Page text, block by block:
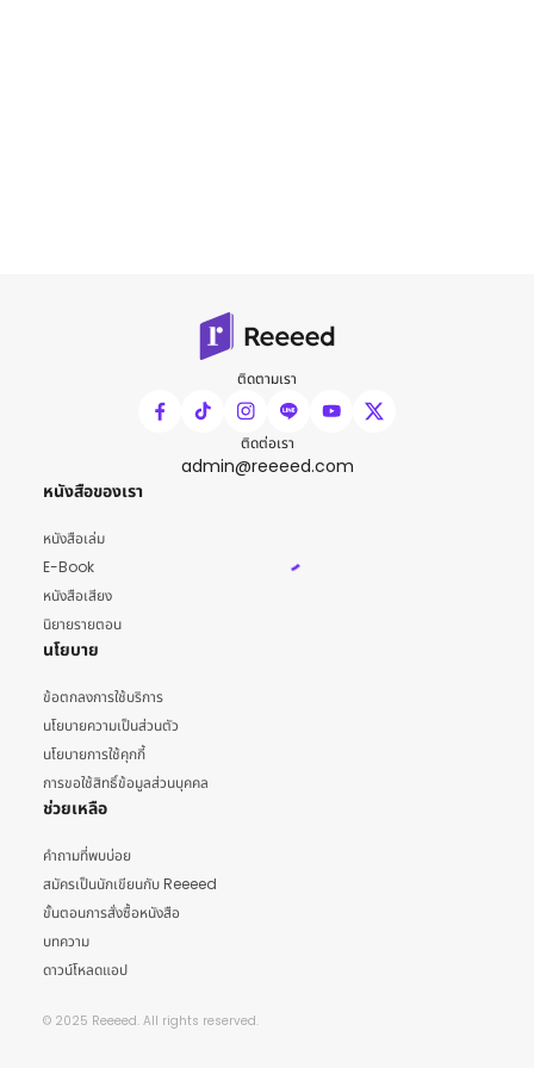
ติดตามเรา
ติดต่อเรา
admin@reeeed.com
หนังสือของเรา
หนังสือเล่ม
E-Book
หนังสือเสียง
นิยายรายตอน
นโยบาย
ข้อตกลงการใช้บริการ
นโยบายความเป็นส่วนตัว
นโยบายการใช้คุกกี้
การขอใช้สิทธิ์ข้อมูลส่วนบุคคล
ช่วยเหลือ
คำถามที่พบบ่อย
สมัครเป็นนักเขียนกับ Reeeed
ขั้นตอนการสั่งซื้อหนังสือ
บทความ
ดาวน์โหลดแอป
© 2025 Reeeed. All rights reserved.